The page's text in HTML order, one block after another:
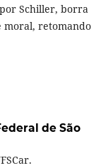
Schiller, borra
moral, retomando
de São